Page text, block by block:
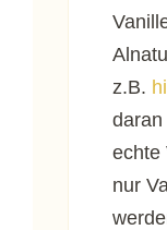
z.B.
echte
nur